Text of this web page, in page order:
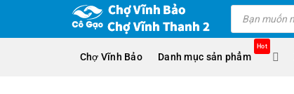
Products
search
Chợ Vĩnh Bảo Danh mục sản phẩm
Hot